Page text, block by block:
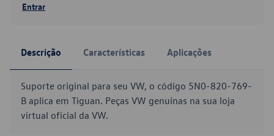
Entrar
Descrição Características Aplicações
Suporte original para seu VW, o código 5N0-820-769-
B aplica em Tiguan. Peças VW genuínas na sua loja
virtual oficial da VW.